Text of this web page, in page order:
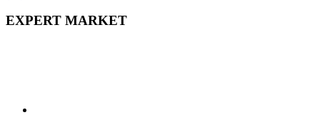
EXPERT MARKET